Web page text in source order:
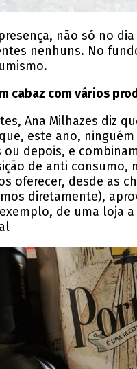
não só no
nenhuns. No
cabaz com vários
Ana Milhazes diz
este ano,
depois, e
de anti
oferecer, desde as
diretamente),
de uma loja